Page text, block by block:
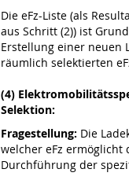
Die eFz-Liste (als
aus Schritt (2)) ist
Erstellung einer neuen
räumlich selektierten
(4)
Selektion:
Fragestellung: Die
welcher eFz ermöglicht
Durchführung der